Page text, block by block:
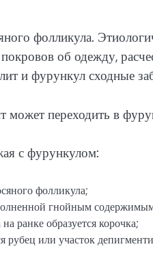
фолликула.
об одежду,
и фурункул сходные
может переходить в
с фурункулом:
фолликула;
гнойным
ранке образуется корочка;
рубец или участок